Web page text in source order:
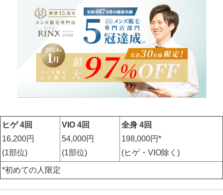
ヒゲ 4回
16,200円
(1部位)
VIO 4回
54,000円
(1部位)
全身 4回
198,000円*
(ヒゲ・VIO除く)
*初めての人限定